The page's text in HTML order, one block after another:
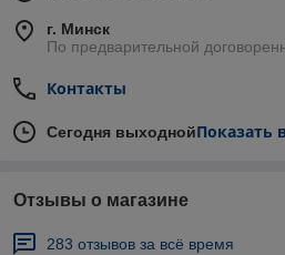
г. Минск
По предварительной
Контакты
Сегодня выходнойПоказать
Отзывы о магазине
283 отзывов за всё время